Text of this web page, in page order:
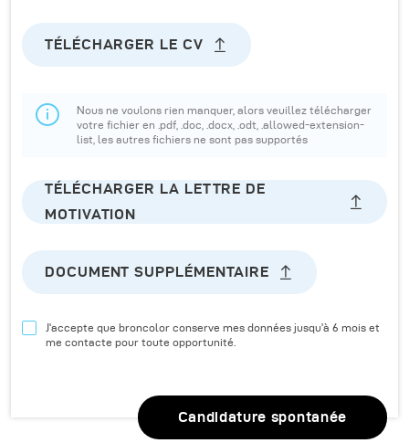
TÉLÉCHARGER LE CV
Nous ne voulons rien manquer, alors veuillez télécharger
votre fichier en .pdf, .doc, .docx, .odt, .allowed-extension-
list, les autres fichiers ne sont pas supportés
TÉLÉCHARGER LA LETTRE DE
MOTIVATION
DOCUMENT SUPPLÉMENTAIRE
J'accepte que broncolor conserve mes données jusqu'à 6 mois et
me contacte pour toute opportunité.
Candidature spontanée